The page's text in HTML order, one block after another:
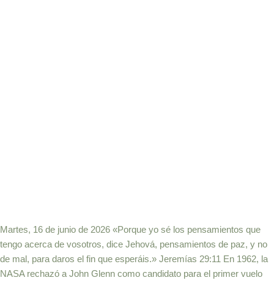
Martes, 16 de junio de 2026 «Porque yo sé los pensamientos que
tengo acerca de vosotros, dice Jehová, pensamientos de paz, y no
de mal, para daros el fin que esperáis.» Jeremías 29:11 En 1962, la
NASA rechazó a John Glenn como candidato para el primer vuelo